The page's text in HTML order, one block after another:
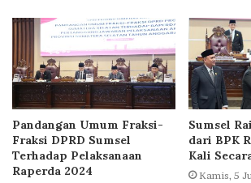
Pandangan Umum Fraksi-
Fraksi DPRD Sumsel
Terhadap Pelaksanaan
Raperda 2024
Sumsel
dari BPK
Kali
Kamis, 5